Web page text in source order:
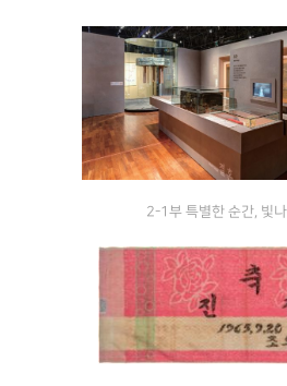
2-1부 특별한 순간, 빛